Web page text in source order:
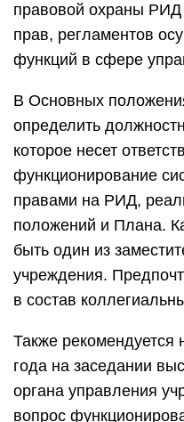
правовой охраны
прав, регламентов
функций в сфере
В Основных
определить
которое несет
функционирование
правами на РИД,
положений и Плана.
быть один из
учреждения.
в состав
Также рекомендуется
года на заседании
органа управления
вопрос